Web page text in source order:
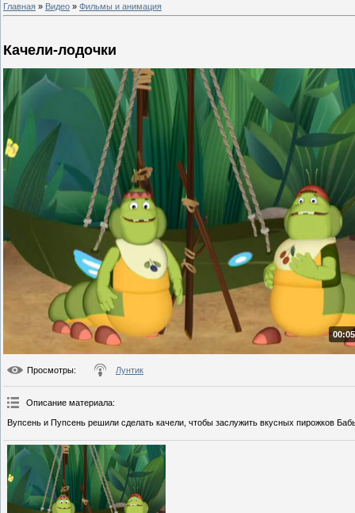
Главная » Видео » Фильмы и анимация
Качели-лодочки
Просмотры: Лунтик
Описание материала:
Вупсень и Пупсень решили сделать качели, чтобы заслужить вкусных пирожков